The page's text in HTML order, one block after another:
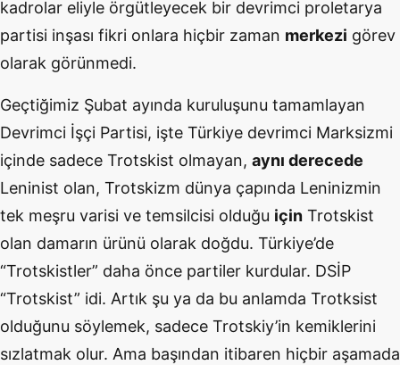
kadrolar eliyle örgütleyecek bir devrimci proletarya
partisi inşası fikri onlara hiçbir zaman merkezi görev
olarak görünmedi.
Geçtiğimiz Şubat ayında kuruluşunu tamamlayan
Devrimci İşçi Partisi, işte Türkiye devrimci Marksizmi
içinde sadece Trotskist olmayan, aynı derecede
Leninist olan, Trotskizm dünya çapında Leninizmin
tek meşru varisi ve temsilcisi olduğu için Trotskist
olan damarın ürünü olarak doğdu. Türkiye’de
“Trotskistler” daha önce partiler kurdular. DSİP
“Trotskist” idi. Artık şu ya da bu anlamda Trotksist
olduğunu söylemek, sadece Trotskiy’in kemiklerini
sızlatmak olur. Ama başından itibaren hiçbir aşamada